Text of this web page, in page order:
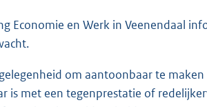
Economie en Werk in Veenendaal
om aantoonbaar te
is met een tegenprestatie of